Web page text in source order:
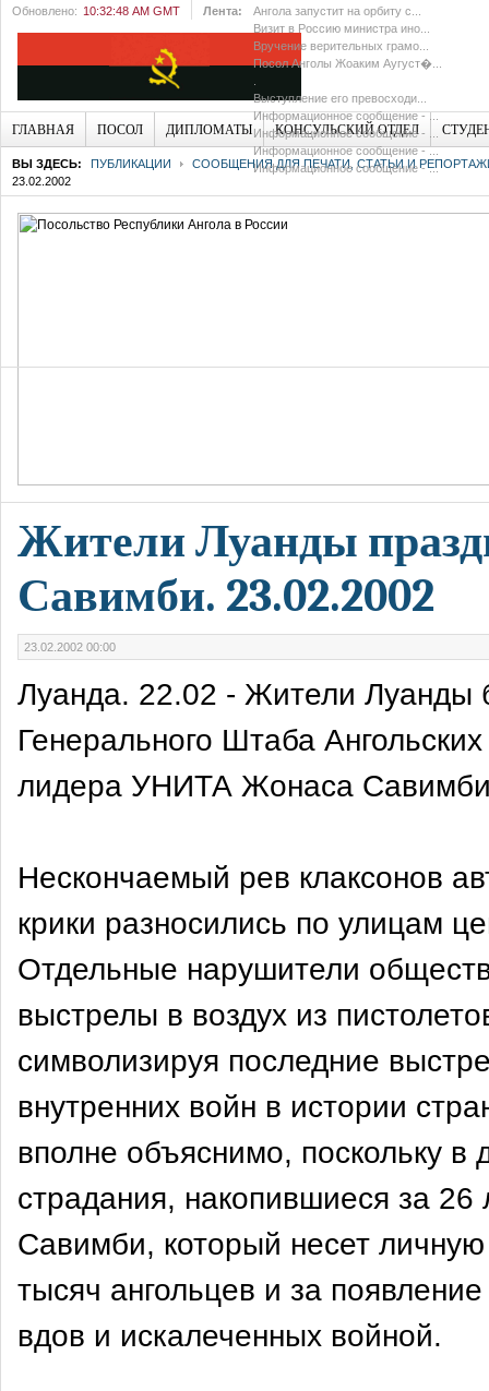
Обновлено: 10:32:48 AM GMT Лента:
Ангола запустит на орбиту с...
Визит в Россию министра ино...
Вручение верительных грамо...
Посол Анголы Жоаким Аугуст�...
Выступление его превосходи...
Информационное сообщение - ...
Информационное сообщение - ...
Информационное сообщение - ...
Информационное сообщение - ...
ГЛАВНАЯ ПОСОЛ ДИПЛОМАТЫ КОНСУЛЬСКИЙ ОТДЕЛ
ВЫ ЗДЕСЬ: ПУБЛИКАЦИИ
СООБЩЕНИЯ ДЛЯ ПЕЧАТИ, СТАТЬИ И
23.02.2002
Жители Луанды
Савимби. 23.02.2002
23.02.2002 00:00
Луанда. 22.02 - Жители Луанды
Генерального Штаба
лидера УНИТА Жонаса
Нескончаемый рев клаксонов
крики разносились по улицам
Отдельные нарушители
выстрелы в воздух из
символизируя последние
внутренних войн в истории
вполне объяснимо, поскольку
страдания, накопившиеся за
Савимби, который несет личную
тысяч ангольцев и за
вдов и искалеченных войной.